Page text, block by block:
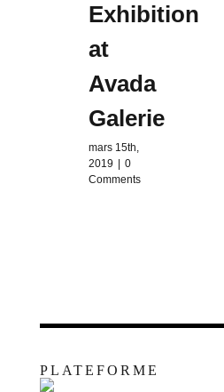
Exhibition
at
Avada
Galerie
mars 15th,
2019 | 0
Comments
PLATEFORME